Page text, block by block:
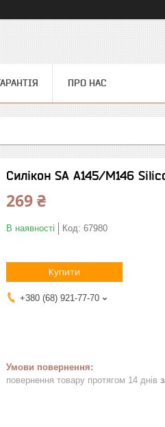
ПРО НАС
Силікон SA A145/M146
269 ₴
В наявності Код: 67980
Купити
+380 (68) 921-77-70
повернення товару протягом 14 днів